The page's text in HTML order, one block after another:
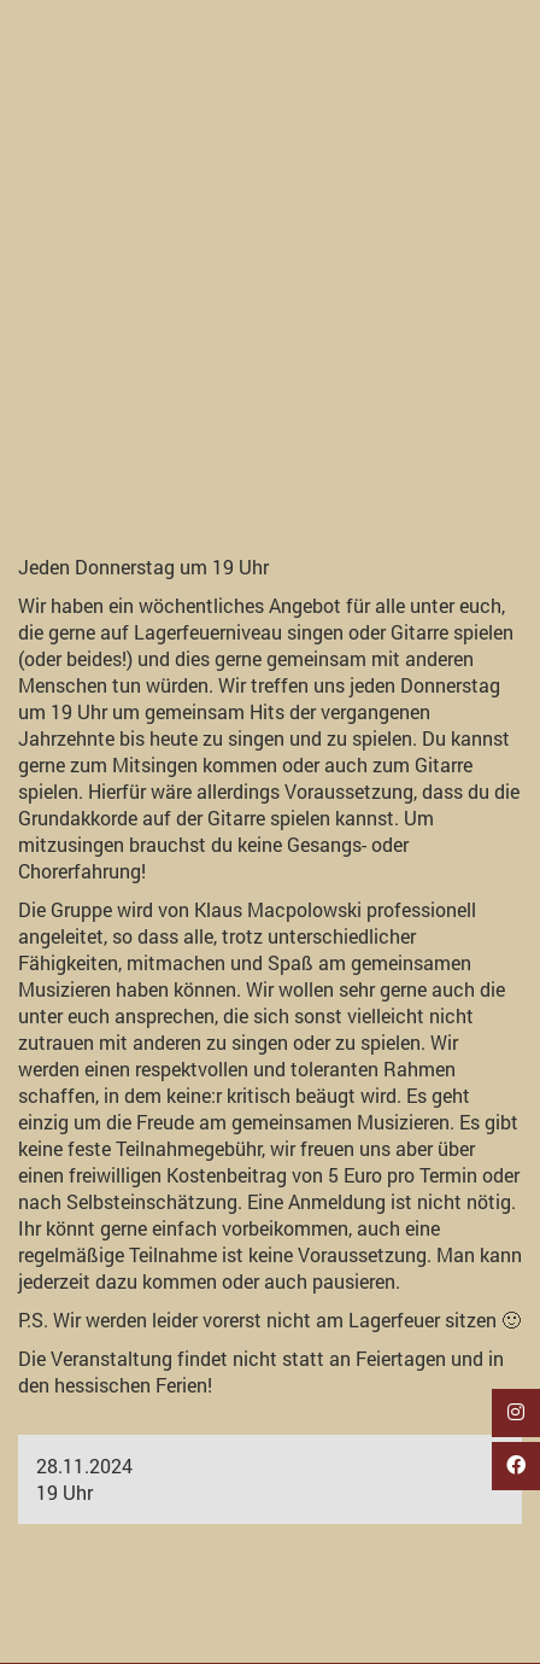
Jeden Donnerstag um 19 Uhr
Wir haben ein wöchentliches Angebot für alle unter euch,
die gerne auf Lagerfeuerniveau singen oder Gitarre spielen
(oder beides!) und dies gerne gemeinsam mit anderen
Menschen tun würden. Wir treffen uns jeden Donnerstag
um 19 Uhr um gemeinsam Hits der vergangenen
Jahrzehnte bis heute zu singen und zu spielen. Du kannst
gerne zum Mitsingen kommen oder auch zum Gitarre
spielen. Hierfür wäre allerdings Voraussetzung, dass du die
Grundakkorde auf der Gitarre spielen kannst. Um
mitzusingen brauchst du keine Gesangs- oder
Chorerfahrung!
Die Gruppe wird von Klaus Macpolowski professionell
angeleitet, so dass alle, trotz unterschiedlicher
Fähigkeiten, mitmachen und Spaß am gemeinsamen
Musizieren haben können. Wir wollen sehr gerne auch die
unter euch ansprechen, die sich sonst vielleicht nicht
zutrauen mit anderen zu singen oder zu spielen. Wir
werden einen respektvollen und toleranten Rahmen
schaffen, in dem keine:r kritisch beäugt wird. Es geht
einzig um die Freude am gemeinsamen Musizieren. Es gibt
keine feste Teilnahmegebühr, wir freuen uns aber über
einen freiwilligen Kostenbeitrag von 5 Euro pro Termin oder
nach Selbsteinschätzung. Eine Anmeldung ist nicht nötig.
Ihr könnt gerne einfach vorbeikommen, auch eine
regelmäßige Teilnahme ist keine Voraussetzung. Man kann
jederzeit dazu kommen oder auch pausieren.
P.S. Wir werden leider vorerst nicht am Lagerfeuer sitzen 🙂
Die Veranstaltung findet nicht statt an Feiertagen und in
den hessischen Ferien!
28.11.2024
19 Uhr